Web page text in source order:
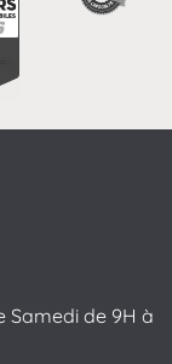
Samedi de 9H à